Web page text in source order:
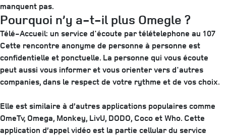
manquent pas.
Pourquoi n’y a-t-il plus Omegle ?
Télé-Accueil: un service d'écoute par télételephone au 107
Cette rencontre anonyme de personne à personne est
confidentielle et ponctuelle. La personne qui vous écoute
peut aussi vous informer et vous orienter vers d'autres
companies, dans le respect de votre rythme et de vos choix.
Elle est similaire à d’autres applications populaires comme
OmeTv, Omega, Monkey, LivU, DODO, Coco et Who. Cette
application d’appel vidéo est la partie cellular du service